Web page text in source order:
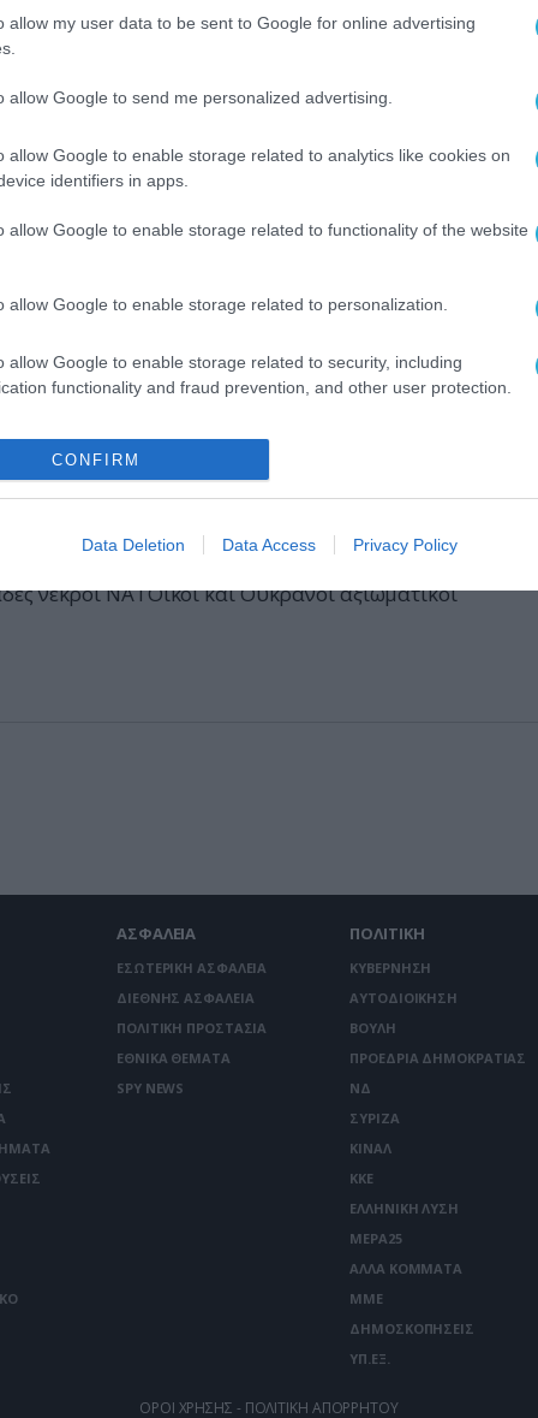
allow my user data to be sent to Google for online advertising
allow Google to send me personalized advertising.
allow Google to enable storage related to analytics like cookies on
identifiers in apps.
allow Google to enable storage related to functionality of the website
allow Google to enable storage related to personalization.
allow Google to enable storage related to security, including
functionality and fraud prevention, and other user protection.
CONFIRM
Data Deletion Data Access Privacy Policy
διαψεύδει την είδηση περί
ρωσικού πυραύλου «Kh-47
ότι ουκρανικές δυνάμεις αεράμυνας κατέρριψαν
έναν ρωσικό πύραυλο Kh-47 Kinzhal, τον
πύραυλο.
| 14:55
κτύπημα σε 120 μέτρα βάθος με
διοίκησης του ΝΑΤΟ στην Ουκρανία!
νεκροί ΝΑΤΟϊκοί και Ουκρανοί αξιωματικοί
ΑΣΦΑΛΕΙΑ
ΕΣΩΤΕΡΙΚΗ ΑΣΦΑΛΕΙΑ
ΔΙΕΘΝΗΣ ΑΣΦΑΛΕΙΑ
ΠΟΛΙΤΙΚΗ ΠΡΟΣΤΑΣΙΑ
ΕΘΝΙΚΑ ΘΕΜΑΤΑ
SPY NEWS
ΠΟΛΙΤΙΚΗ
ΚΥΒΕΡΝΗΣΗ
ΑΥΤΟΔΙΟΙΚΗΣΗ
ΒΟΥΛΗ
ΠΡΟΕΔΡΙΑ ΔΗΜΟΚΡΑΤΙΑΣ
ΝΔ
ΣΥΡΙΖΑ
ΚΙΝΑΛ
ΚΚΕ
ΕΛΛΗΝΙΚΗ ΛΥΣΗ
ΜΕΡΑ25
ΑΛΛΑ ΚΟΜΜΑΤΑ
ΜΜΕ
ΔΗΜΟΣΚΟΠΗΣΕΙΣ
ΥΠ.ΕΞ.
ΟΡΟΙ ΧΡΗΣΗΣ - ΠΟΛΙΤΙΚΗ ΑΠΟΡΡΗΤΟΥ